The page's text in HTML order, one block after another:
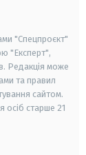
"Спецпроєкт"
"Експерт",
Редакція може
та правил
сайтом.
осіб старше 21